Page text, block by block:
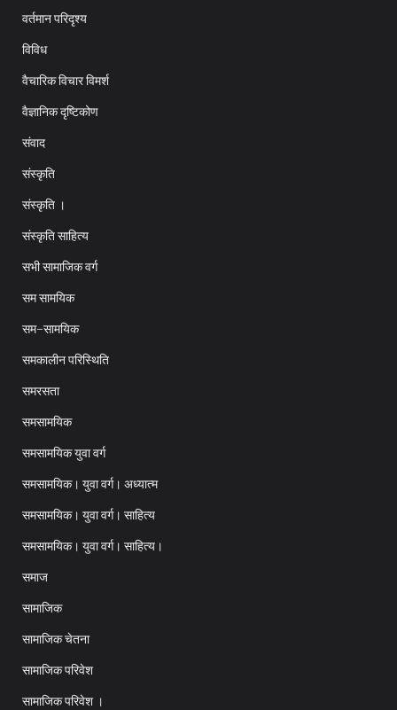
वर्तमान परिदृश्य
विविध
वैचारिक विचार विमर्श
वैज्ञानिक दृष्टिकोण
संवाद
संस्कृति
संस्कृति ।
संस्कृति साहित्य
सभी सामाजिक वर्ग
सम सामयिक
सम-सामयिक
समकालीन परिस्थिति
समरसता
समसामयिक
समसामयिक युवा वर्ग
समसामयिक। युवा वर्ग। अध्यात्म
समसामयिक। युवा वर्ग। साहित्य
समसामयिक। युवा वर्ग। साहित्य।
समाज
सामाजिक
सामाजिक चेतना
सामाजिक परिवेश
सामाजिक परिवेश ।